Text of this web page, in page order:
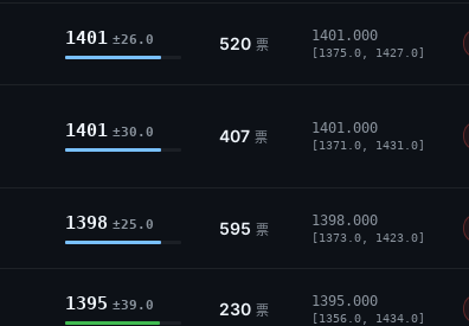
1401 ±26.0 520 票
1401.000
[1375.0, 1427.0]
1401 ±30.0 407 票
1401.000
[1371.0, 1431.0]
1398 ±25.0 595 票
1398.000
[1373.0, 1423.0]
1395 ±39.0 230 票
1395.000
[1356.0, 1434.0]